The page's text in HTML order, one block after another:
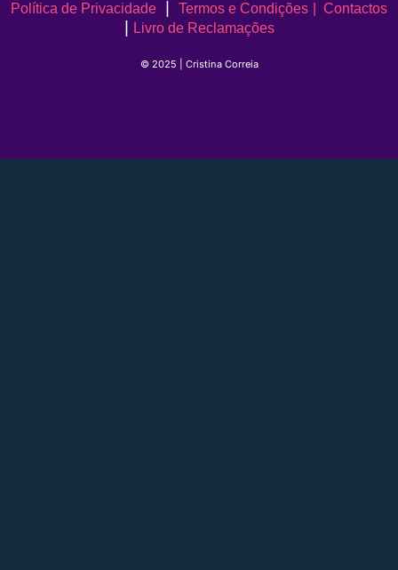
Política de Privacidade Termos e Condições Contactos
Livro de Reclamações
© 2025 | Cristina Correia